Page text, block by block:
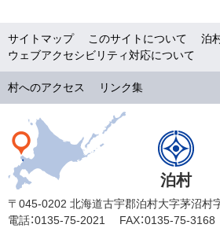
サイトマップ このサイトについて
泊
ウェブアクセシビリティ対応について
村へのアクセス リンク集
泊村
〒045-0202 北海道古宇郡泊村大字茅沼村
電話：0135-75-2021
FAX：0135-75-3168